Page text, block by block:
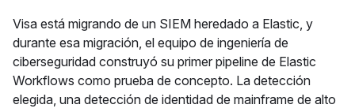
Visa está migrando de un SIEM heredado a Elastic, y
durante esa migración, el equipo de ingeniería de
ciberseguridad construyó su primer pipeline de Elastic
Workflows como prueba de concepto. La detección
elegida, una detección de identidad de mainframe de alto